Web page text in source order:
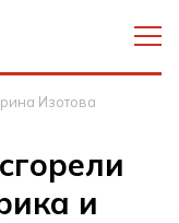
Изотова
и